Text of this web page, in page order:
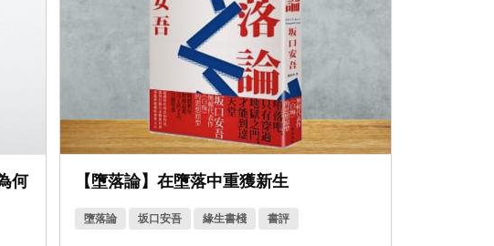
何
【墮落論】在墮落中重獲新生
墮落論 坂口安吾 緣生書棧 書評